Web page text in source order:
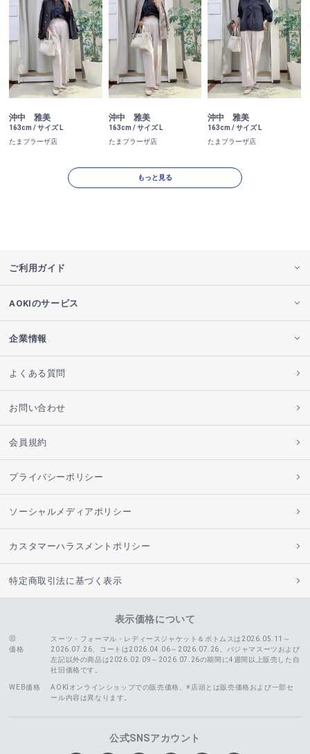
沖中 雅美
163cm / サイズ L
たまプラーザ店
沖中 雅美
163cm / サイズ L
たまプラーザ店
沖中 雅美
163cm / サイズ L
たまプラーザ店
もっと見る
ご利用ガイド
AOKIのサービス
企業情報
よくある質問
お問い合わせ
会員規約
プライバシーポリシー
ソーシャルメディアポリシー
カスタマーハラスメントポリシー
特定商取引法に基づく表示
表示価格について
価格
スーツ・フォーマル・レディースジャケット＆ボトムスは2026.05.11～
2026.07.26、コートは2026.04.06～2026.07.26、
パジャマスーツおよび
左記以外の商品は2026.02.09～2026.07.26の期間に4週間以上販売した自
社旧価格です。
WEB価格
AOKIオンラインショップでの販売価格。※店頭とは販売価格および一部セ
ール内容は異なります。
公式SNSアカウント